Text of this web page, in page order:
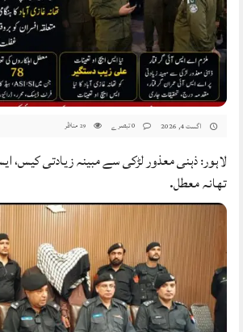
اگست 4, 2026 29 مناظر
لاہور: ذہنی معذور لڑکی سے مبینہ زیادتی کیس،
تھانہ معطل.